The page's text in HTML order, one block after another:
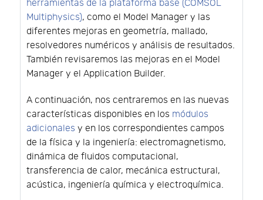
herramientas de la plataforma base (COMSOL
Multiphysics), como el Model Manager y las
diferentes mejoras en geometría, mallado,
resolvedores numéricos y análisis de resultados.
También revisaremos las mejoras en el Model
Manager y el Application Builder.
A continuación, nos centraremos en las nuevas
características disponibles en los módulos
adicionales y en los correspondientes campos
de la física y la ingeniería: electromagnetismo,
dinámica de fluidos computacional,
transferencia de calor, mecánica estructural,
acústica, ingeniería química y electroquímica.